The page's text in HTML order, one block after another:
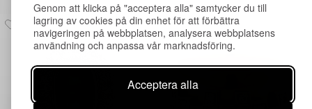
Genom att klicka på "acceptera alla" samtycker du till
lagring av cookies på din enhet för att förbättra
navigeringen på webbplatsen, analysera webbplatsens
användning och anpassa vår marknadsföring.
Acceptera alla